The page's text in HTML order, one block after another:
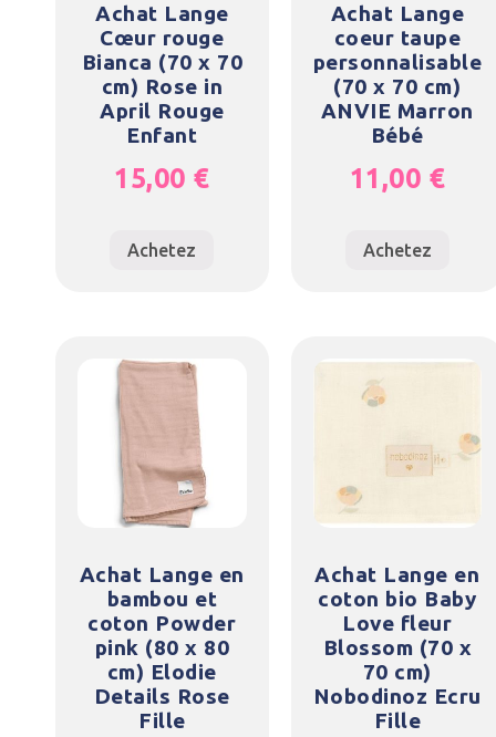
Achat Lange
Cœur rouge
Bianca (70 x 70
cm) Rose in
April Rouge
Enfant
15,00 €
Achetez
Achat Lange
coeur taupe
personnalisable
(70 x 70 cm)
ANVIE Marron
Bébé
11,00 €
Achetez
Achat Lange en
bambou et
coton Powder
pink (80 x 80
cm) Elodie
Details Rose
Fille
Achat Lange en
coton bio Baby
Love fleur
Blossom (70 x
70 cm)
Nobodinoz Ecru
Fille